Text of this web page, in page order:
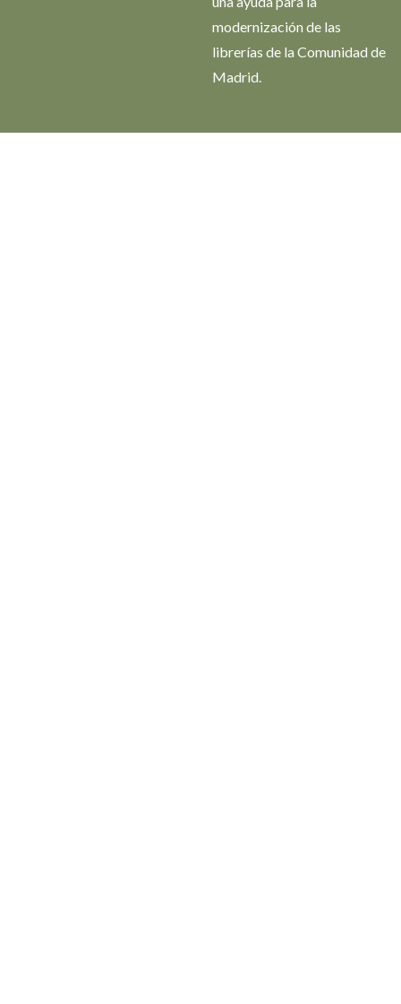
modernización de las
librerías de la Comunidad de
Madrid.